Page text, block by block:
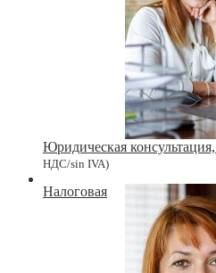
Юридическая
НДС/sin IVA)
Налоговая